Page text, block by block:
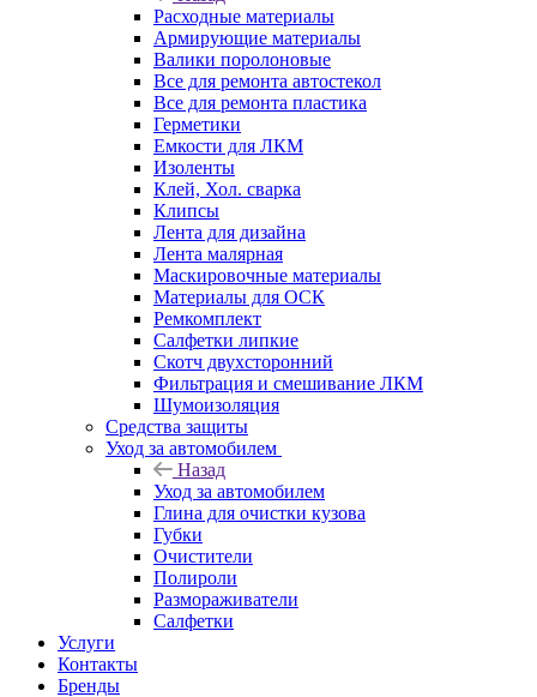
Расходные материалы
Армирующие материалы
Валики поролоновые
Все для ремонта автостекол
Все для ремонта пластика
Герметики
Емкости для ЛКМ
Изоленты
Клей, Хол. сварка
Клипсы
Лента для дизайна
Лента малярная
Маскировочные материалы
Материалы для ОСК
Ремкомплект
Салфетки липкие
Скотч двухсторонний
Фильтрация и смешивание ЛКМ
Шумоизоляция
Средства защиты
Уход за автомобилем
Назад
Уход за автомобилем
Глина для очистки кузова
Губки
Очистители
Полироли
Размораживатели
Салфетки
Услуги
Контакты
Бренды